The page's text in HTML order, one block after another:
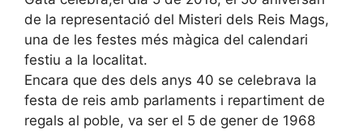
de la representació del Misteri dels Reis Mags,
una de les festes més màgica del calendari
festiu a la localitat.
Encara que des dels anys 40 se celebrava la
festa de reis amb parlaments i repartiment de
regals al poble, va ser el 5 de gener de 1968